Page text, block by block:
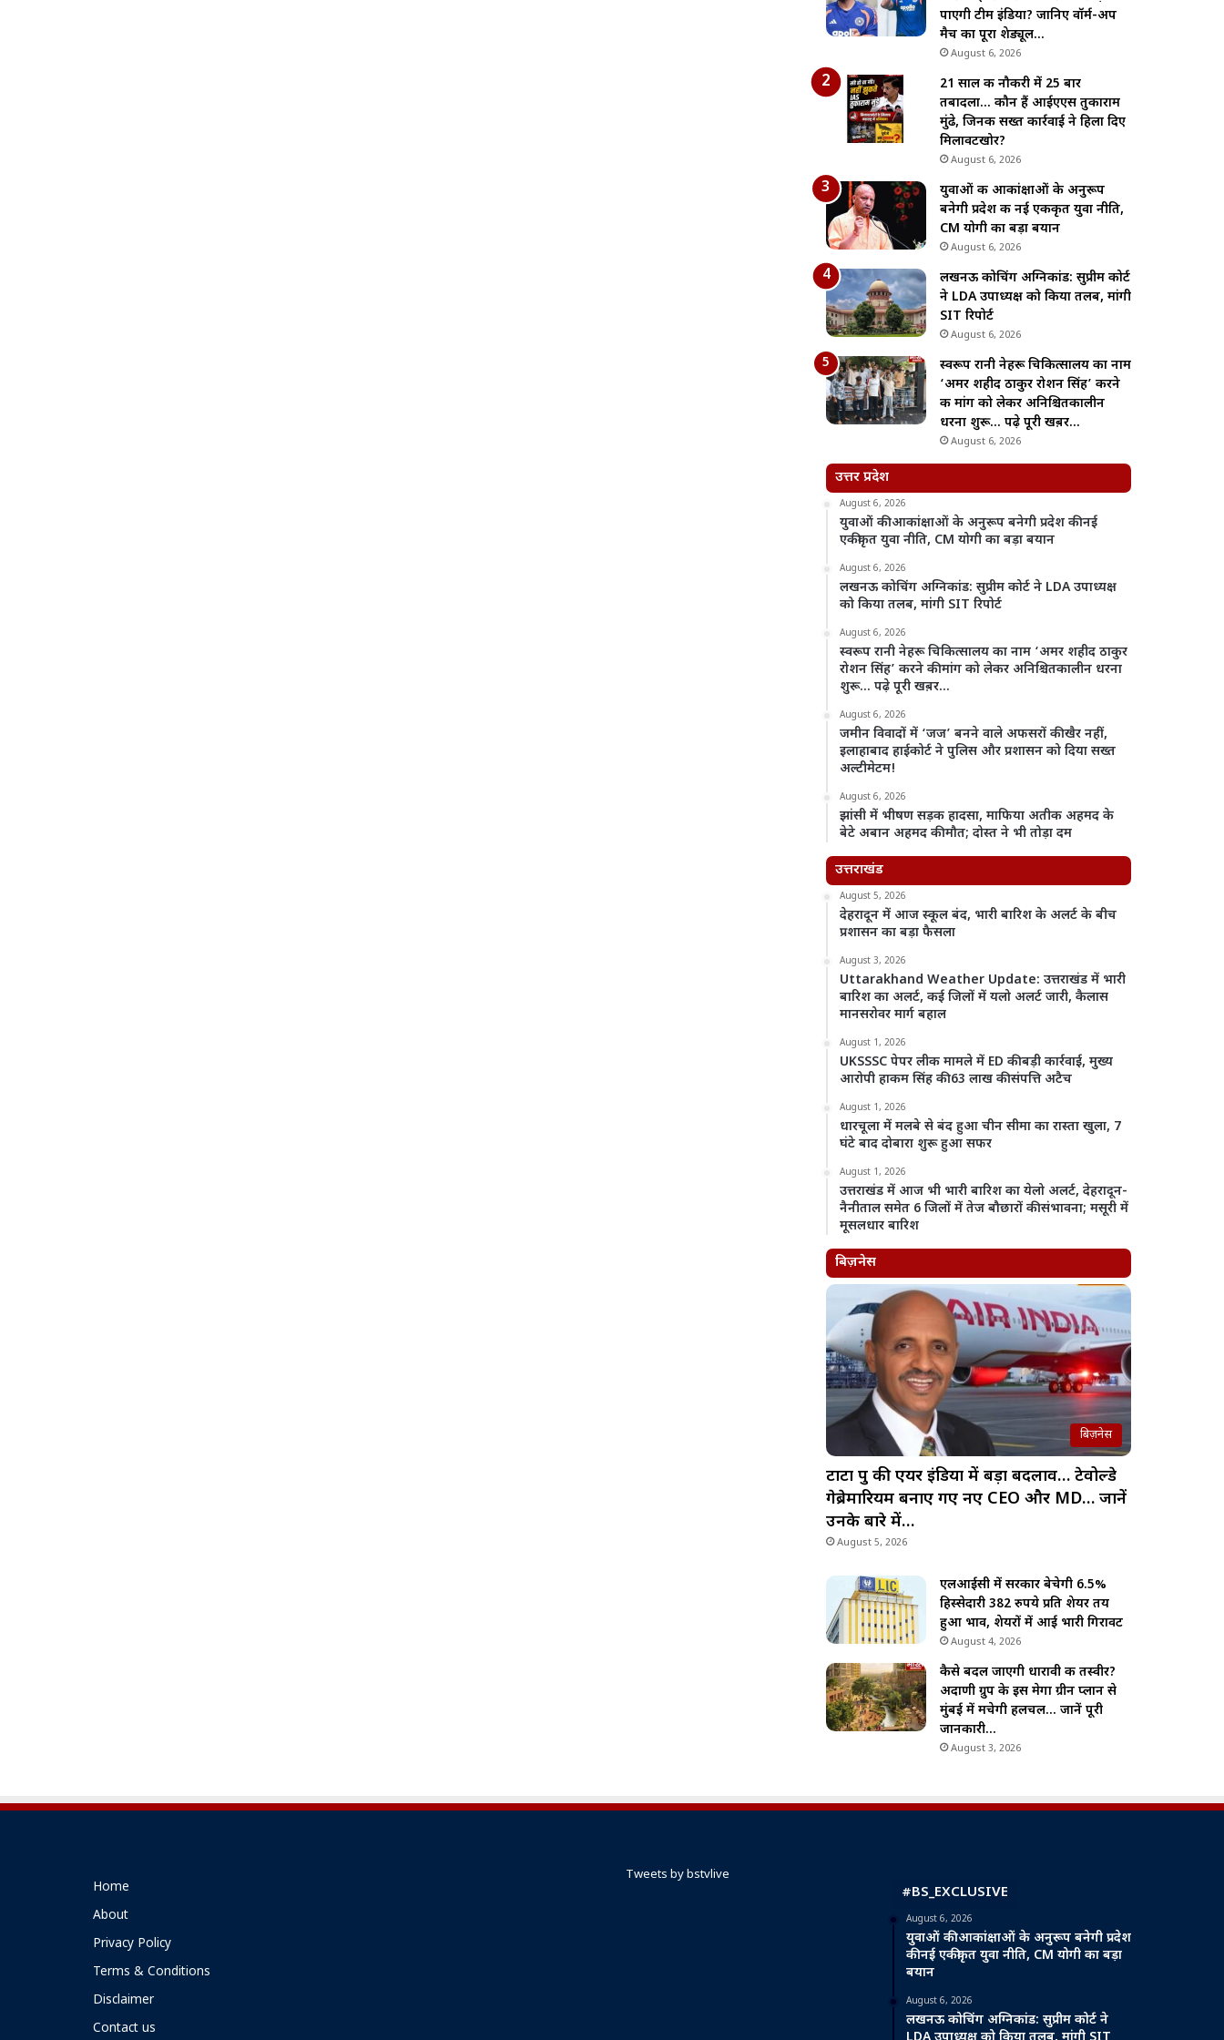
पाएगी टीम इंडिया? जानिए वॉर्म-अप
मैच का पूरा शेड्यूल…
August 6, 2026
21 साल की नौकरी में 25 बार
तबादला… कौन हैं आईएएस तुकाराम
मुंढे, जिनकी सख्त कार्रवाई ने हिला दिए
मिलावटखोर?
August 6, 2026
युवाओं की आकांक्षाओं के अनुरूप
बनेगी प्रदेश की नई एकीकृत युवा नीति,
CM योगी का बड़ा बयान
August 6, 2026
लखनऊ कोचिंग अग्निकांड: सुप्रीम कोर्ट
ने LDA उपाध्यक्ष को किया तलब, मांगी
SIT रिपोर्ट
August 6, 2026
स्वरूप रानी नेहरू चिकित्सालय का नाम
‘अमर शहीद ठाकुर रोशन सिंह’ करने
की मांग को लेकर अनिश्चितकालीन
धरना शुरू… पढ़े पूरी खब़र…
August 6, 2026
उत्तर प्रदेश
August 6, 2026
युवाओं की आकांक्षाओं के अनुरूप बनेगी प्रदेश की नई
एकीकृत युवा नीति, CM योगी का बड़ा बयान
August 6, 2026
लखनऊ कोचिंग अग्निकांड: सुप्रीम कोर्ट ने LDA उपाध्यक्ष
को किया तलब, मांगी SIT रिपोर्ट
August 6, 2026
स्वरूप रानी नेहरू चिकित्सालय का नाम ‘अमर शहीद ठाकुर
रोशन सिंह’ करने की मांग को लेकर अनिश्चितकालीन धरना
शुरू… पढ़े पूरी खब़र…
August 6, 2026
जमीन विवादों में ‘जज’ बनने वाले अफसरों की खैर नहीं,
इलाहाबाद हाईकोर्ट ने पुलिस और प्रशासन को दिया सख्त
अल्टीमेटम!
August 6, 2026
झांसी में भीषण सड़क हादसा, माफिया अतीक अहमद के
बेटे अबान अहमद की मौत; दोस्त ने भी तोड़ा दम
उत्तराखंड
August 5, 2026
देहरादून में आज स्कूल बंद, भारी बारिश के अलर्ट के बीच
प्रशासन का बड़ा फैसला
August 3, 2026
Uttarakhand Weather Update: उत्तराखंड में भारी
बारिश का अलर्ट, कई जिलों में यलो अलर्ट जारी, कैलास
मानसरोवर मार्ग बहाल
August 1, 2026
UKSSSC पेपर लीक मामले में ED की बड़ी कार्रवाई, मुख्य
आरोपी हाकम सिंह की 63 लाख की संपत्ति अटैच
August 1, 2026
धारचूला में मलबे से बंद हुआ चीन सीमा का रास्ता खुला, 7
घंटे बाद दोबारा शुरू हुआ सफर
August 1, 2026
उत्तराखंड में आज भी भारी बारिश का येलो अलर्ट, देहरादून-
नैनीताल समेत 6 जिलों में तेज बौछारों की संभावना; मसूरी में
मूसलधार बारिश
बिज़नेस
बिज़नेस
टाटा ग्रुप की एयर इंडिया में बड़ा बदलाव… टेवोल्डे
गेब्रेमारियम बनाए गए नए CEO और MD… जानें
उनके बारे में…
August 5, 2026
एलआईसी में सरकार बेचेगी 6.5%
हिस्सेदारी 382 रुपये प्रति शेयर तय
हुआ भाव, शेयरों में आई भारी गिरावट
August 4, 2026
कैसे बदल जाएगी धारावी की तस्वीर?
अदाणी ग्रुप के इस मेगा ग्रीन प्लान से
मुंबई में मचेगी हलचल… जानें पूरी
जानकारी…
August 3, 2026
Home
About
Privacy Policy
Terms & Conditions
Disclaimer
Contact us
Tweets by bstvlive
#BS_EXCLUSIVE
August 6, 2026
युवाओं की आकांक्षाओं के अनुरूप बनेगी प्रदेश
की नई एकीकृत युवा नीति, CM योगी का बड़ा
बयान
August 6, 2026
लखनऊ कोचिंग अग्निकांड: सुप्रीम कोर्ट ने